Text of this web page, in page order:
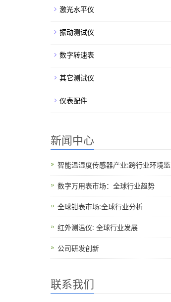
激光水平仪
振动测试仪
数字转速表
其它测试仪
仪表配件
新闻中心
智能温湿度传感器产业:跨行业环境监
数字万用表市场：全球行业趋势
全球钳表市场:全球行业分析
红外测温仪: 全球行业发展
公司研发创新
联系我们